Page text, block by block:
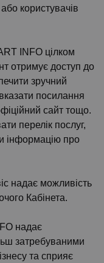
користувачів
INFO цілком
отримує доступ до
зручний
посилання
сайт тощо.
перелік послуг,
інформацію про
надає можливість
Кабінета.
надає
затребуваними
та сприяє